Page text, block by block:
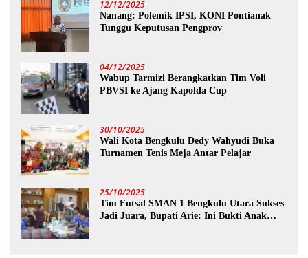
12/12/2025
Nanang: Polemik IPSI, KONI Pontianak
Tunggu Keputusan Pengprov
04/12/2025
Wabup Tarmizi Berangkatkan Tim Voli
PBVSI ke Ajang Kapolda Cup
30/10/2025
Wali Kota Bengkulu Dedy Wahyudi Buka
Turnamen Tenis Meja Antar Pelajar
25/10/2025
Tim Futsal SMAN 1 Bengkulu Utara Sukses
Jadi Juara, Bupati Arie: Ini Bukti Anak